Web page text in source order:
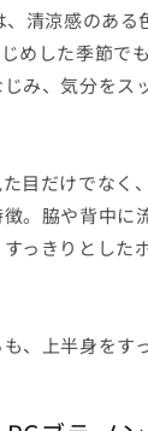
、清涼感のある
めした季節で
み、気分をス
目だけでなく、
。脇や背中に
っきりとした
、上半身をす